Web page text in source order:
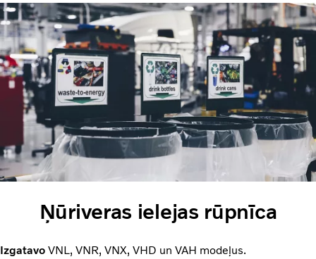
Ņūriveras ielejas rūpnīca
Izgatavo VNL, VNR, VNX, VHD un VAH modeļus.